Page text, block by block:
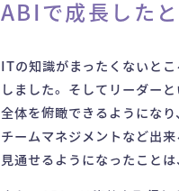
ABIで成長した
ITの知識がまったくないと
しました。そしてリーダー
全体を俯瞰できるようにな
チームマネジメントなど出
見通せるようになったこと